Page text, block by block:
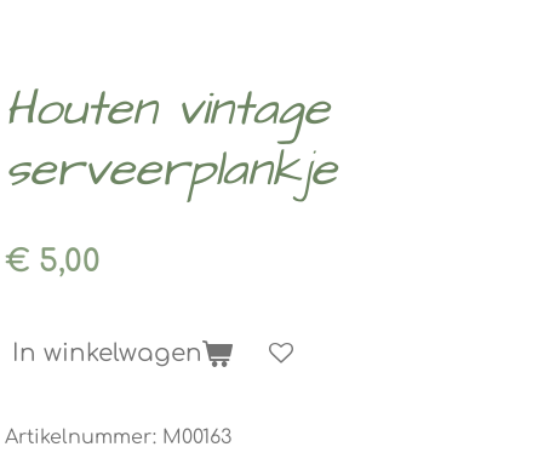
Houten vintage
serveerplankje
€ 5,00
In winkelwagen
Artikelnummer: M00163